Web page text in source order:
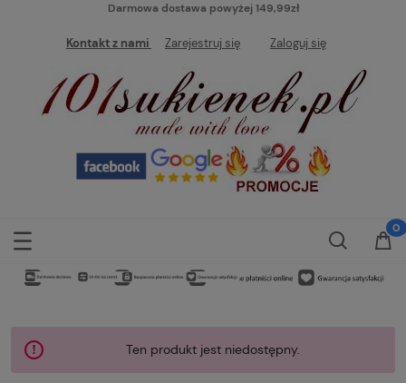
Darmowa dostawa powyżej 149,99zł
Kontakt z nami Zarejestruj się Zaloguj się
Ten produkt jest niedostępny.